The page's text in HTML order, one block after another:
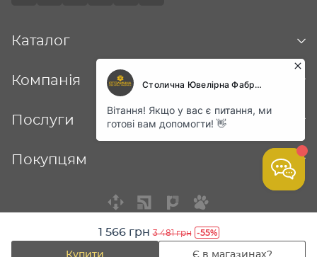
1 566 грн 3 481 грн -55%
Купити Є в магазинах?
Каталог
Компанія
Послуги
Покупцям